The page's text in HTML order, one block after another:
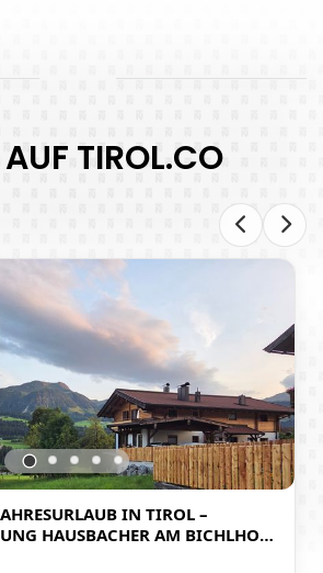
TIROL.CO
IN TIROL –
HAUSBACHER AM BICHLHOF